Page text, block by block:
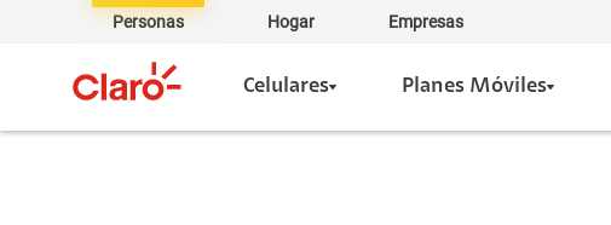
Personas Hogar Empresas
Celulares Planes Móviles